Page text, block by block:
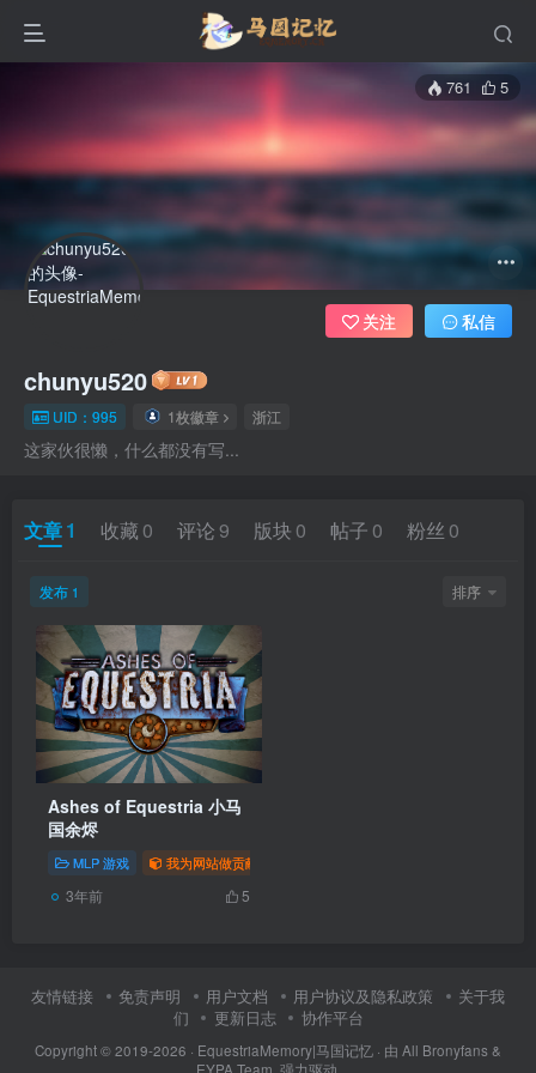
761 5
chunyu520
UID：995 1枚徽章 浙江
这家伙很懒，什么都没有写...
关注 私信
文章1 收藏 0 评论9 版块 0 帖子 0 粉丝 0
发布 1 排序
Ashes of Equestria 小马
国余烬
MLP 游戏 我为网站做贡献
3年前 5
友情链接 免责声明 用户文档 用户协议及隐私政策
关于我
们
更新日志 协作平台
Copyright © 2019-2026 · EquestriaMemory|马国记忆 · 由 All Bronyfans &
EYPA Team. 强力驱动.